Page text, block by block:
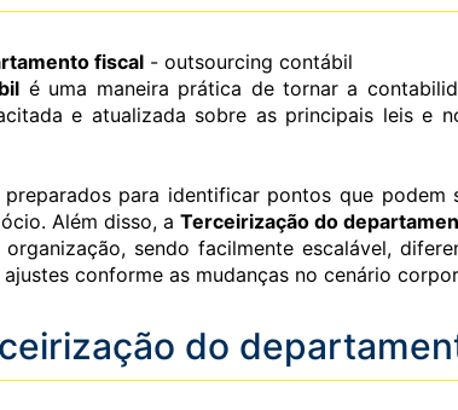
fiscal- outsourcing contábil
é uma maneira prática de tornar a
e atualizada sobre as principais leis
para identificar pontos que
Além disso, a Terceirização do
organização, sendo facilmente escalável,
conforme as mudanças no cenário
do